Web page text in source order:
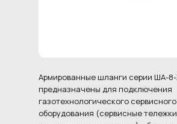
Армированные шланги серии ША-
предназначены для подключения
газотехнологического сервисного
оборудования (сервисные